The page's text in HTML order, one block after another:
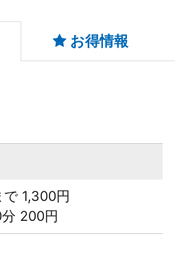
お得情報
で 1,300円
200円